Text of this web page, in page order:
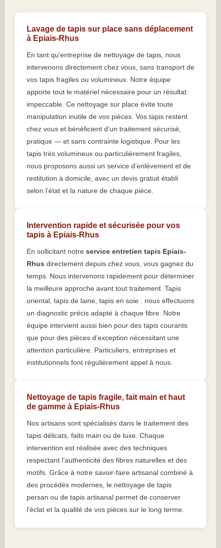
Lavage de tapis sur place sans déplacement
à Epiais-Rhus
En tant qu’entreprise de nettoyage de tapis, nous
intervenons directement chez vous, sans transport de
vos tapis fragiles ou volumineux. Notre équipe
apporte tout le matériel nécessaire pour un résultat
impeccable. Ce nettoyage sur place évite toute
manipulation inutile de vos pièces. Vos tapis restent
chez vous et bénéficient d’un traitement sécurisé,
pratique — et sans contrainte logistique. Pour les
tapis très volumineux ou particulièrement fragiles,
nous proposons aussi un service d’enlèvement et de
restitution à domicile, avec un devis gratuit établi
selon l’état et la nature de chaque pièce.
Intervention rapide et sécurisée pour vos
tapis à Epiais-Rhus
En sollicitant notre service entretien tapis Epiais-
Rhus directement depuis chez vous, vous gagnez du
temps. Nous intervenons rapidement pour déterminer
la meilleure approche avant tout traitement. Tapis
oriental, tapis de laine, tapis en soie : nous effectuons
un diagnostic précis adapté à chaque fibre. Notre
équipe intervient aussi bien pour des tapis courants
que pour des pièces d’exception nécessitant une
attention particulière. Particuliers, entreprises et
institutionnels font régulièrement appel à nous.
Nettoyage de tapis fragile, fait main et haut
de gamme à Epiais-Rhus
Nos artisans sont spécialisés dans le traitement des
tapis délicats, faits main ou de luxe. Chaque
intervention est réalisée avec des techniques
respectant l’authenticité des fibres naturelles et des
motifs. Grâce à notre savoir-faire artisanal combiné à
des procédés modernes, le nettoyage de tapis
persan ou de tapis artisanal permet de conserver
l’éclat et la qualité de vos pièces sur le long terme.